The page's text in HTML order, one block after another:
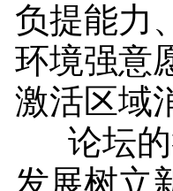
负提能力
环境强意
激活区域
论坛的
发展树立